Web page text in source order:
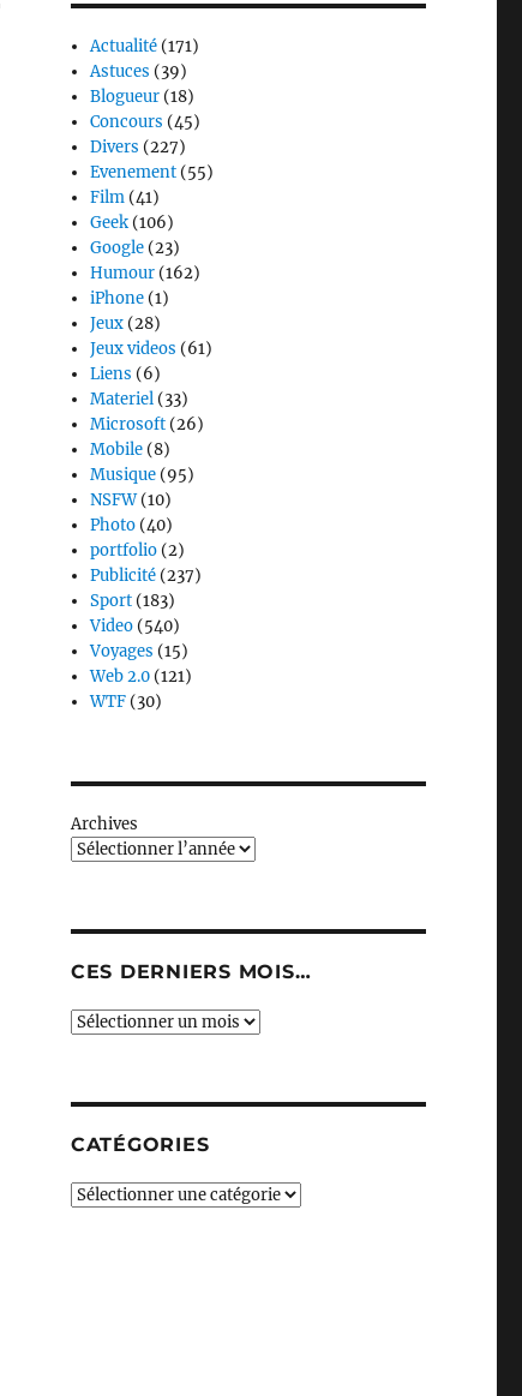
Actualité (171)
Astuces (39)
Blogueur (18)
Concours (45)
Divers (227)
Evenement (55)
Film (41)
Geek (106)
Google (23)
Humour (162)
iPhone (1)
Jeux (28)
Jeux videos (61)
Liens (6)
Materiel (33)
Microsoft (26)
Mobile (8)
Musique (95)
NSFW(10)
Photo (40)
portfolio (2)
Publicité (237)
Sport (183)
Video (540)
Voyages (15)
Web 2.0 (121)
WTF (30)
Archives
CES DERNIERS MOIS…
Ces
CATÉGORIES
Catégories